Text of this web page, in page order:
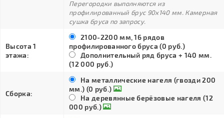
Перегородки выполняются из
профилированный брус 90х140 мм. Камерная
сушка бруса по запросу.
Высота 1
этажа:
2100-2200 мм, 16 рядов
профилированного бруса (0 руб.)
Дополнительный ряд бруса + 140 мм.
(12 000 руб.)
Сборка:
На металлические нагеля (гвозди 200
мм.) (0 руб.)
На деревянные берёзовые нагеля (12
000 руб.)